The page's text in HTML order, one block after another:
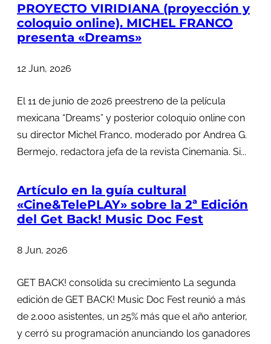
PROYECTO VIRIDIANA (proyección y
coloquio online). MICHEL FRANCO
presenta «Dreams»
12 Jun, 2026
El 11 de junio de 2026 preestreno de la película
mexicana “Dreams” y posterior coloquio online con
su director Michel Franco, moderado por Andrea G.
Bermejo, redactora jefa de la revista Cinemania. Si...
Artículo en la guía cultural
«Cine&TelePLAY» sobre la 2ª Edición
del Get Back! Music Doc Fest
8 Jun, 2026
GET BACK! consolida su crecimiento La segunda
edición de GET BACK! Music Doc Fest reunió a más
de 2.000 asistentes, un 25% más que el año anterior,
y cerró su programación anunciando los ganadores